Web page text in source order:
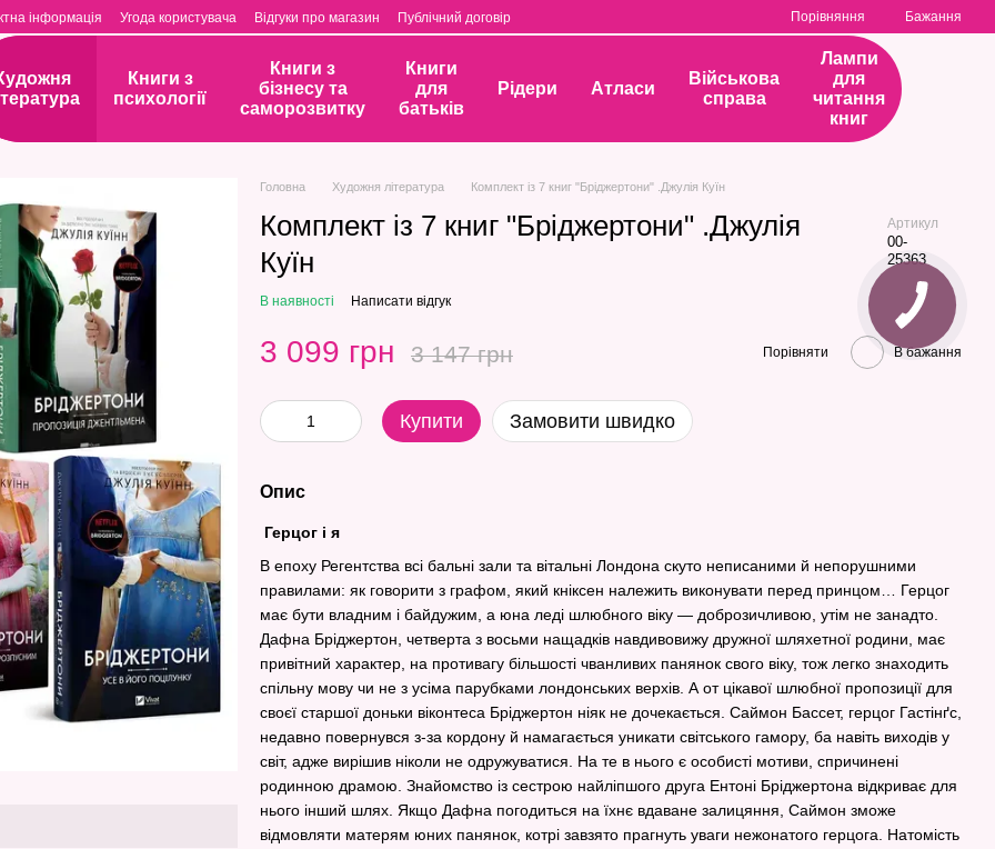
інформація Угода користувача Відгуки про магазин Публічний договір Порівняння Бажання
Книги з
психології
Книги з
бізнесу та
саморозвитку
Книги
для
батьків
Рідери Атласи
Військова
справа
Лампи
для
читання
книг
Головна Художня література Комплект із 7 книг "Бріджертони" .Джулія Куїн
Комплект із 7 книг "Бріджертони" .Джулія
Куїн
Артикул
00-
25363
В наявності Написати відгук
3 099 грн 3 147 грн Порівняти В бажання
Купити Замовити швидко
Опис
Герцог і я
В епоху Регентства всі бальні зали та вітальні Лондона скуто неписаними й непорушними
правилами: як говорити з графом, який кніксен належить виконувати перед принцом… Герцог
має бути владним і байдужим, а юна леді шлюбного віку — доброзичливою, утім не занадто.
Дафна Бріджертон, четверта з восьми нащадків навдивовижу дружної шляхетної родини, має
привітний характер, на противагу більшості чванливих панянок свого віку, тож легко знаходить
спільну мову чи не з усіма парубками лондонських верхів. А от цікавої шлюбної пропозиції для
своєї старшої доньки віконтеса Бріджертон ніяк не дочекається. Саймон Бассет, герцог Гастінґс,
недавно повернувся з-за кордону й намагається уникати світського гамору, ба навіть виходів у
світ, адже вирішив ніколи не одружуватися. На те в нього є особисті мотиви, спричинені
родинною драмою. Знайомство із сестрою найліпшого друга Ентоні Бріджертона відкриває для
нього інший шлях. Якщо Дафна погодиться на їхнє вдаване залицяння, Саймон зможе
відмовляти матерям юних панянок, котрі завзято прагнуть уваги нежонатого герцога. Натомість